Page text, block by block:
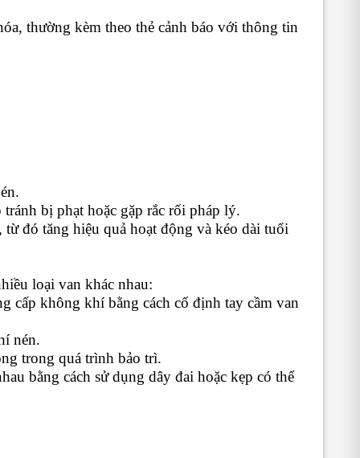
thường kèm theo thẻ cảnh báo với thông tin
bị phạt hoặc gặp rắc rối pháp lý.
đó tăng hiệu quả hoạt động và kéo dài tuổi
loại van khác nhau:
cấp không khí bằng cách cố định tay cầm van
nén.
trong quá trình bảo trì.
bằng cách sử dụng dây đai hoặc kẹp có thể